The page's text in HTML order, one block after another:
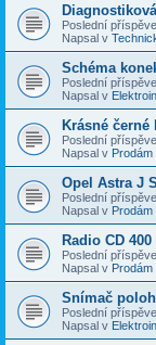
Poslední
Napsal v
Schéma
Poslední
Napsal v
Krásné černé
Poslední
Napsal v Prodám
Opel Astra J
Poslední
Napsal v Prodám
Radio CD 400
Poslední
Napsal v Prodám
Snímač
Poslední
Napsal v